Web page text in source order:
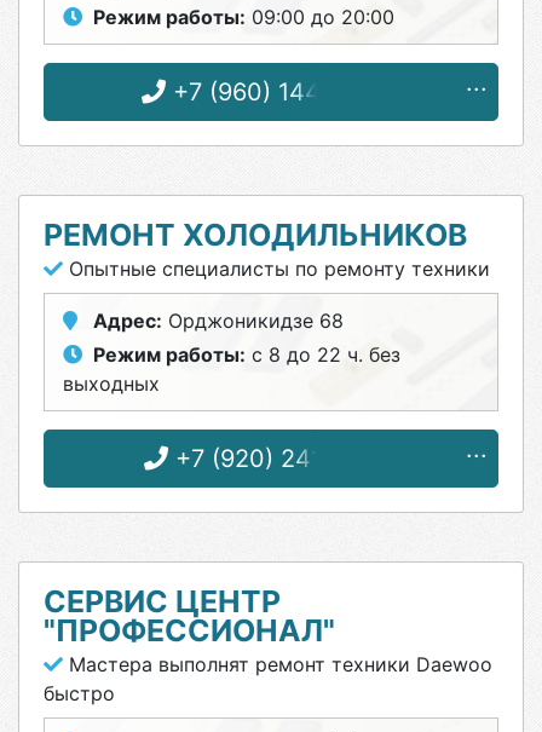
Режим работы: 09:00 до 20:00
+7 (960) 144-57-03
РЕМОНТ ХОЛОДИЛЬНИКОВ
Опытные специалисты по ремонту техники
Адрес: Орджоникидзе 68
Режим работы: с 8 до 22 ч. без
выходных
+7 (920) 241-75-26
СЕРВИС ЦЕНТР
"ПРОФЕССИОНАЛ"
Мастера выполнят ремонт техники Daewoo
быстро